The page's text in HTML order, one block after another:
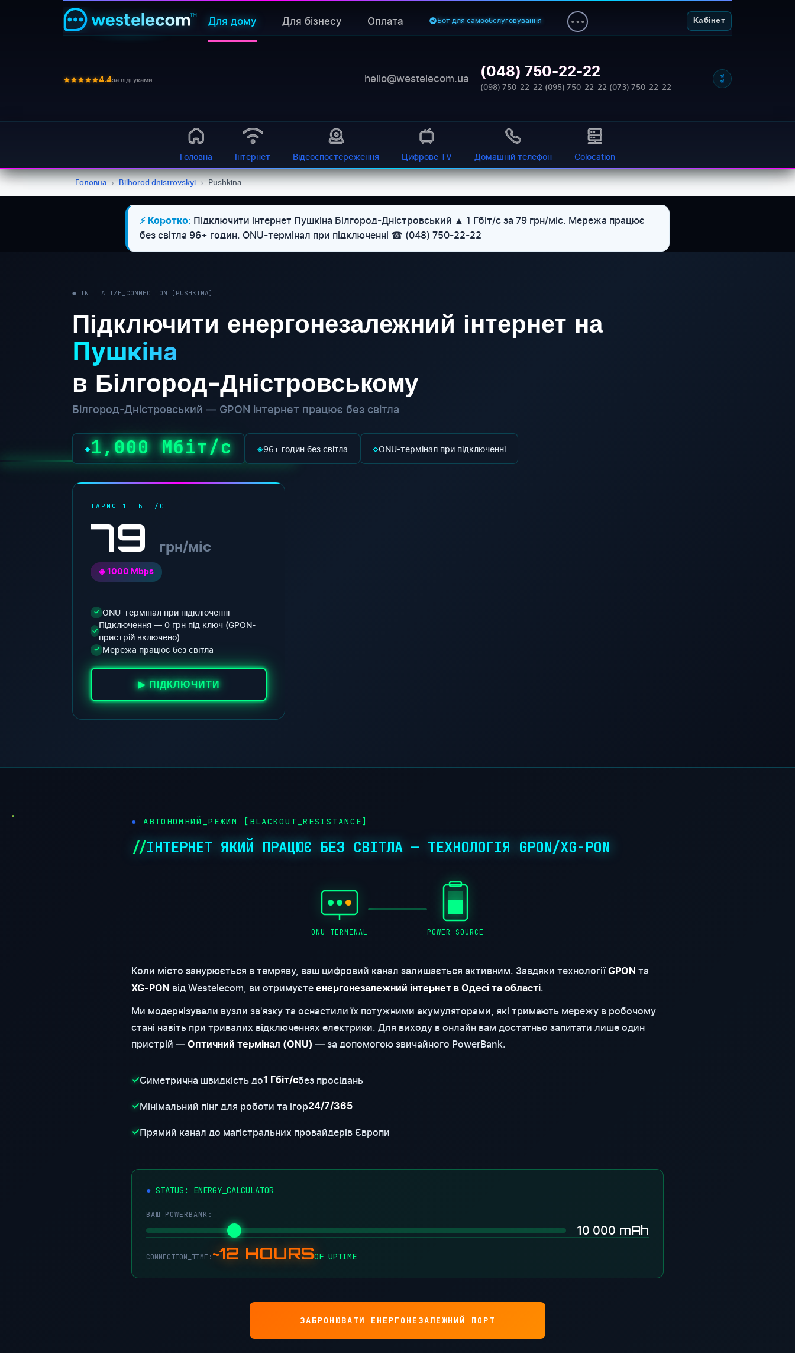
Для дому Для бізнесу Оплата Бот для самообслуговування Кабінет
4.4за відгуками hello@westelecom.ua (048) 750-22-22
(098) 750-22-22·(095) 750-22-22·(073) 750-22-22
Головна Інтернет Відеоспостереження Цифрове TV Домашній телефон Colocation
Головна › Bilhorod dnistrovskyi › Pushkina
⚡ Коротко: Підключити інтернет Пушкіна Білгород-Дністровський ▲ 1 Гбіт/с за 79 грн/міс. Мережа працює
без світла 96+ годин. ONU-термінал при підключенні ☎ (048) 750-22-22
NETWORK_STATUS: ONLINE
● INITIALIZE_CONNECTION [PUSHKINA]
Підключити енергонезалежний інтернет на
Пушкіна
в Білгород-Дністровському
Білгород-Дністровський — GPON інтернет працює без світла
◆1,000 Мбіт/с ◈96+ годин без світла ◇ONU-термінал при підключенні
ТАРИФ 1 ГБІТ/С
79 грн/міс
◈ 1000 Mbps
✓ ONU-термінал при підключенні
✓
Підключення — 0 грн під ключ (GPON-
пристрій включено)
✓ Мережа працює без світла
▶ ПІДКЛЮЧИТИ
АВТОНОМНИЙ_РЕЖИМ [BLACKOUT_RESISTANCE]
ІНТЕРНЕТ ЯКИЙ ПРАЦЮЄ БЕЗ СВІТЛА — ТЕХНОЛОГІЯ GPON/XG-PON
ONU_TERMINAL POWER_SOURCE
Коли місто занурюється в темряву, ваш цифровий канал залишається активним. Завдяки технологіїGPON та
XG-PON від Westelecom, ви отримуєте енергонезалежний інтернет в Одесі та області.
Ми модернізували вузли зв'язку та оснастили їх потужними акумуляторами, які тримають мережу в робочому
стані навіть при тривалих відключеннях електрики. Для виходу в онлайн вам достатньо запитати лише один
пристрій — Оптичний термінал (ONU) — за допомогою звичайного PowerBank.
✓Симетрична швидкість до1 Гбіт/сбез просідань
✓Мінімальний пінг для роботи та ігор24/7/365
✓Прямий канал до магістральних провайдерів Європи
STATUS: ENERGY_CALCULATOR
ВАШ POWERBANK:
10 000 mAh
CONNECTION_TIME:~12 HOURSOF UPTIME
ЗАБРОНЮВАТИ ЕНЕРГОНЕЗАЛЕЖНИЙ ПОРТ